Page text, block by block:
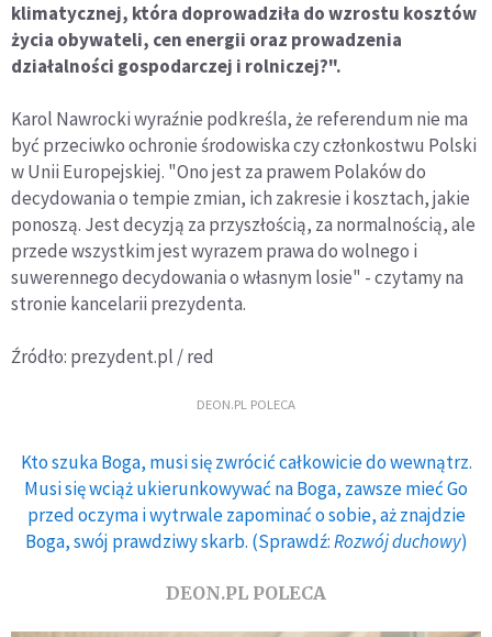
klimatycznej, która doprowadziła do wzrostu kosztów
życia obywateli, cen energii oraz prowadzenia
działalności gospodarczej i rolniczej?".
Karol Nawrocki wyraźnie podkreśla, że referendum nie ma
być przeciwko ochronie środowiska czy członkostwu Polski
w Unii Europejskiej. "Ono jest za prawem Polaków do
decydowania o tempie zmian, ich zakresie i kosztach, jakie
ponoszą. Jest decyzją za przyszłością, za normalnością, ale
przede wszystkim jest wyrazem prawa do wolnego i
suwerennego decydowania o własnym losie" - czytamy na
stronie kancelarii prezydenta.
Źródło: prezydent.pl / red
DEON.PL POLECA
Kto szuka Boga, musi się zwrócić całkowicie do wewnątrz.
Musi się wciąż ukierunkowywać na Boga, zawsze mieć Go
przed oczyma i wytrwale zapominać o sobie, aż znajdzie
Boga, swój prawdziwy skarb. (Sprawdź:Rozwój duchowy)
DEON.PL POLECA